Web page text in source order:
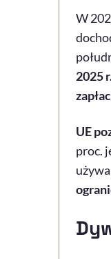
W
2025
UE
proc.